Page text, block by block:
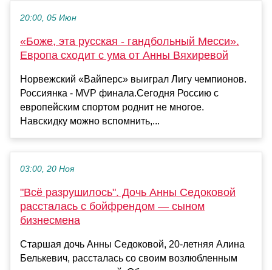
20:00, 05 Июн
«Боже, эта русская - гандбольный Месси».
Европа сходит с ума от Анны Вяхиревой
Норвежский «Вайперс» выиграл Лигу чемпионов.
Россиянка - MVP финала.Сегодня Россию с
европейским спортом роднит не многое.
Навскидку можно вспомнить,...
03:00, 20 Ноя
"Всё разрушилось". Дочь Анны Седоковой
рассталась с бойфрендом — сыном
бизнесмена
Старшая дочь Анны Седоковой, 20-летняя Алина
Белькевич, рассталась со своим возлюбленным